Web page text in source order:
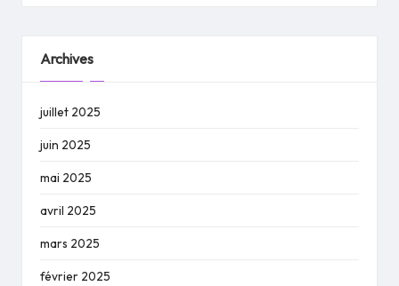
Archives
juillet 2025
juin 2025
mai 2025
avril 2025
mars 2025
février 2025